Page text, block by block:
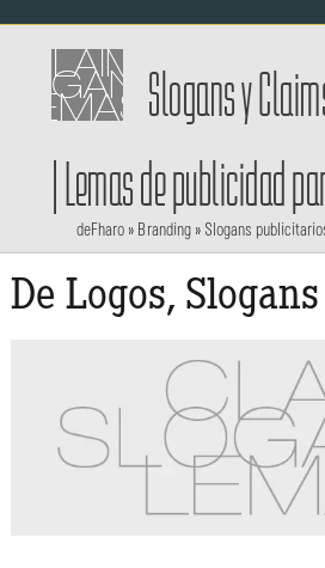
Slogans y
| Lemas de publicidad
deFharo» Branding» Slogans
De Logos,